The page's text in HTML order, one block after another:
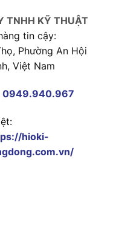
TNHH KỸ THUẬT
tin cậy:
Phường An Hội
Việt Nam
0949.940.967
hioki-